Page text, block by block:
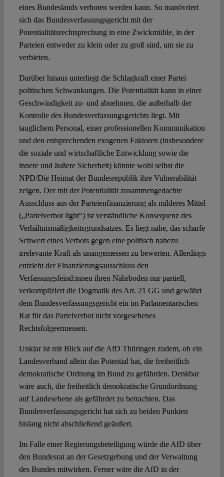
eines Bundeslands verboten werden kann. So manövriert
sich das Bundesverfassungsgericht mit der
Potentialitätsrechtsprechung in eine Zwickmühle, in der
Parteien entweder zu klein oder zu groß sind, um sie zu
verbieten.
Darüber hinaus unterliegt die Schlagkraft einer Partei
politischen Schwankungen. Die Potentialität kann in einer
Geschwindigkeit zu- und abnehmen, die außerhalb der
Kontrolle des Bundesverfassungsgerichts liegt. Mit
tauglichem Personal, einer professionellen Kommunikation
und den entsprechenden exogenen Faktoren (insbesondere
die soziale und wirtschaftliche Entwicklung sowie die
innere und äußere Sicherheit) könnte wohl selbst die
NPD/Die Heimat der Bundesrepublik ihre Vulnerabilität
zeigen. Der mit der Potentialität zusammengedachte
Ausschluss aus der Parteienfinanzierung als milderes Mittel
(„Parteiverbot light“) ist verständliche Konsequenz des
Verhältnismäßigkeitsgrundsatzes. Es liegt nahe, das scharfe
Schwert eines Verbots gegen eine politisch nahezu
irrelevante Kraft als unangemessen zu bewerten. Allerdings
entzieht der Finanzierungsausschluss den
Verfassungsfeind:innen ihren Nährboden nur partiell,
verkompliziert die Dogmatik des Art. 21 GG und gewährt
dem Bundesverfassungsgericht ein im Parlamentarischen
Rat für das Parteiverbot nicht vorgesehenes
Rechtsfolgeermessen.
Unklar ist mit Blick auf die AfD Thüringen zudem, ob ein
Landesverband allein das Potential hat, die freiheitlich
demokratische Ordnung im Bund zu gefährden. Denkbar
wäre auch, die freiheitlich demokratische Grundordnung
auf Landesebene als gefährdet zu betrachten. Das
Bundesverfassungsgericht hat sich zu beiden Punkten
bislang nicht abschließend geäußert.
Im Falle einer Regierungsbeteiligung würde die AfD über
den Bundesrat an der Gesetzgebung und der Verwaltung
des Bundes mitwirken. Ferner wäre die AfD in der